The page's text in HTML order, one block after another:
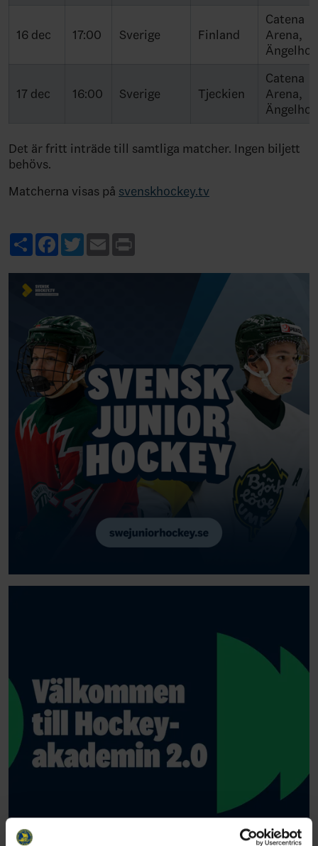
16 dec 17:00 Sverige Finland
Catena
Arena,
17 dec 16:00 Sverige Tjeckien
Catena
Arena,
Det är fritt inträde till samtliga matcher. Ingen biljett
behövs.
Matcherna visas på svenskhockey.tv
ShareFacebook
TwitterEmail